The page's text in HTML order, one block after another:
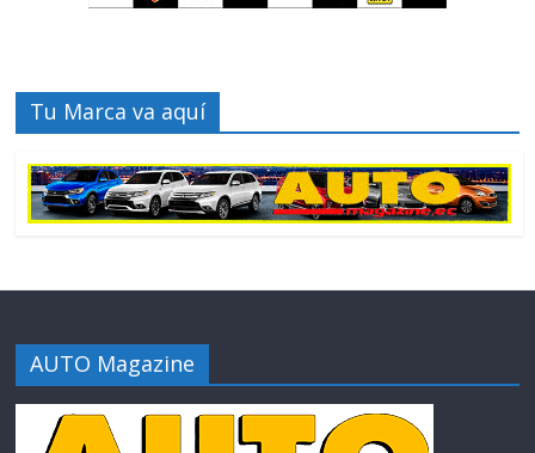
Tu Marca va aquí
AUTO Magazine